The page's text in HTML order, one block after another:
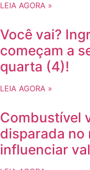
LEIA AGORA »
Você vai?
começam a
quarta (4)!
LEIA AGORA »
Combustível
disparada no
influenciar